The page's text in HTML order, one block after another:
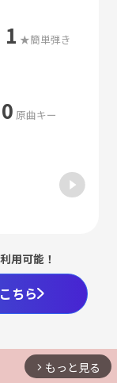
1 ★簡単弾き
0 原曲キー
用可能！
ちら
arrow_forward_ios もっと見る